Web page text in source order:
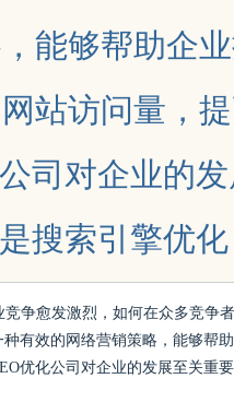
能够帮助企
站访问量，
司对企业的
搜索引擎优化
争愈发激烈，如何在众多竞争
有效的网络营销策略，能够帮
优化公司对企业的发展至关重